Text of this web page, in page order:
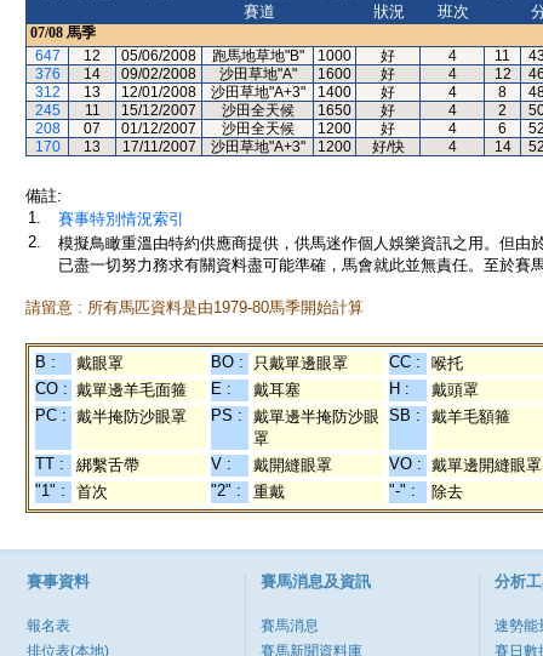
賽道
狀況
班次
07/08 馬季
647
12 05/06/2008 跑馬地草地"B" 1000 好 4 11
376
14 09/02/2008 沙田草地"A" 1600 好 4 12
312
13 12/01/2008 沙田草地"A+3" 1400 好 4 8
245
11 15/12/2007 沙田全天候 1650 好 4 2
208
07 01/12/2007 沙田全天候 1200 好 4 6
170
13 17/11/2007 沙田草地"A+3" 1200 好/快 4 14
備註:
1.
賽事特別情況索引
2.
模擬鳥瞰重溫由特約供應商提供，供馬迷作個人娛樂資訊之用。但
已盡一切努力務求有關資料盡可能準確，馬會就此並無責任。至於賽
請留意 : 所有馬匹資料是由1979-80馬季開始計算
B : 戴眼罩 BO : 只戴單邊眼罩 CC :
喉托
CO : 戴單邊羊毛面箍 E : 戴耳塞 H :
戴頭罩
PC : 戴半掩防沙眼罩 PS :
戴單邊半掩防沙眼
罩
SB : 戴羊毛額箍
TT : 綁繫舌帶 V : 戴開縫眼罩 VO : 戴單邊開縫眼罩
"1" :
首次 "2" : 重戴 "-" : 除去
賽事資料
報名表
排位表(本地)
賽馬消息及資訊
賽馬消息
賽馬新聞資料庫
分析
速勢能
賽日數